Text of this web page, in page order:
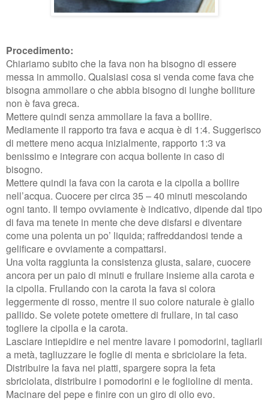
Procedimento:
Chiariamo subito che la fava non ha bisogno di essere
messa in ammollo. Qualsiasi cosa si venda come fava che
bisogna ammollare o che abbia bisogno di lunghe bolliture
non è fava greca.
Mettere quindi senza ammollare la fava a bollire.
Mediamente il rapporto tra fava e acqua è di 1:4. Suggerisco
di mettere meno acqua inizialmente, rapporto 1:3 va
benissimo e integrare con acqua bollente in caso di
bisogno.
Mettere quindi la fava con la carota e la cipolla a bollire
nell’acqua. Cuocere per circa 35 – 40 minuti mescolando
ogni tanto. Il tempo ovviamente è indicativo, dipende dal tipo
di fava ma tenete in mente che deve disfarsi e diventare
come una polenta un po’ liquida; raffreddandosi tende a
gelificare e ovviamente a compattarsi.
Una volta raggiunta la consistenza giusta, salare, cuocere
ancora per un paio di minuti e frullare insieme alla carota e
la cipolla. Frullando con la carota la fava si colora
leggermente di rosso, mentre il suo colore naturale è giallo
pallido. Se volete potete omettere di frullare, in tal caso
togliere la cipolla e la carota.
Lasciare intiepidire e nel mentre lavare i pomodorini, tagliarli
a metà, tagliuzzare le foglie di menta e sbriciolare la feta.
Distribuire la fava nei piatti, spargere sopra la feta
sbriciolata, distribuire i pomodorini e le foglioline di menta.
Macinare del pepe e finire con un giro di olio evo.